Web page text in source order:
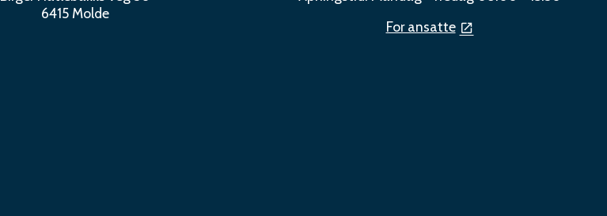
6415 Molde
For ansatte